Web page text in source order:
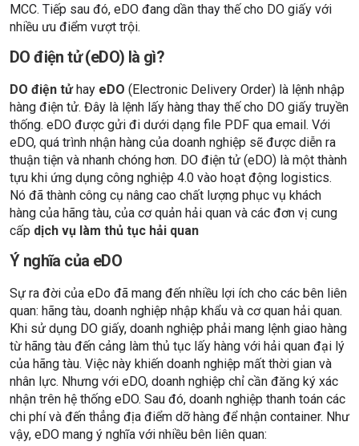
MCC. Tiếp sau đó, eDO đang dần thay thế cho DO giấy với
nhiều ưu điểm vượt trội.
DO điện tử (eDO) là gì?
DO điện tửhay eDO (Electronic Delivery Order) là lệnh nhập
hàng điện tử. Đây là lệnh lấy hàng thay thế cho DO giấy truyền
thống. eDO được gửi đi dưới dạng file PDF qua email. Với
eDO, quá trình nhận hàng của doanh nghiệp sẽ được diễn ra
thuận tiện và nhanh chóng hơn. DO điện tử (eDO) là một thành
tựu khi ứng dụng công nghiệp 4.0 vào hoạt động logistics.
Nó đã thành công cụ nâng cao chất lượng phục vụ khách
hàng của hãng tàu, của cơ quản hải quan và các đơn vị cung
cấp dịch vụ làm thủ tục hải quan
Ý nghĩa của eDO
Sự ra đời của eDo đã mang đến nhiều lợi ích cho các bên liên
quan: hãng tàu, doanh nghiệp nhập khẩu và cơ quan hải quan.
Khi sử dụng DO giấy, doanh nghiệp phải mang lệnh giao hàng
từ hãng tàu đến cảng làm thủ tục lấy hàng với hải quan đại lý
của hãng tàu. Việc này khiến doanh nghiệp mất thời gian và
nhân lực. Nhưng với eDO, doanh nghiệp chỉ cần đăng ký xác
nhận trên hệ thống eDO. Sau đó, doanh nghiệp thanh toán các
chi phí và đến thẳng địa điểm dỡ hàng để nhận container. Như
vậy, eDO mang ý nghĩa với nhiều bên liên quan: